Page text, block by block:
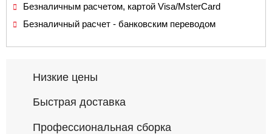
Безналичным расчетом, картой Visa/MsterCard
Безналичный расчет - банковским переводом
Низкие цены
Быстрая доставка
Профессиональная сборка